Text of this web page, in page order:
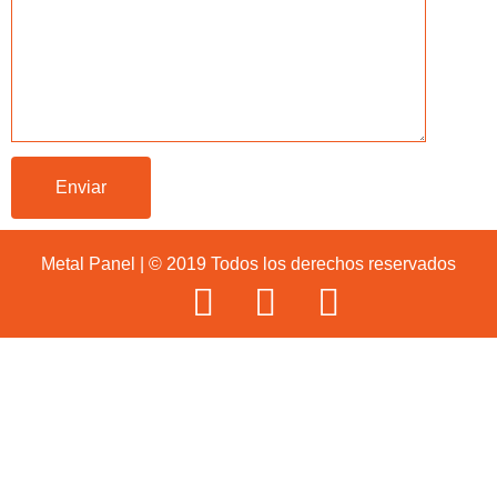
Metal Panel | © 2019 Todos los derechos reservados